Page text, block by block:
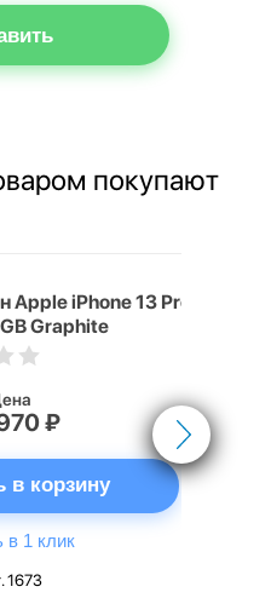
покупают
iPhone 13 Pro
Graphite
₽
в корзину
в 1 клик
1673